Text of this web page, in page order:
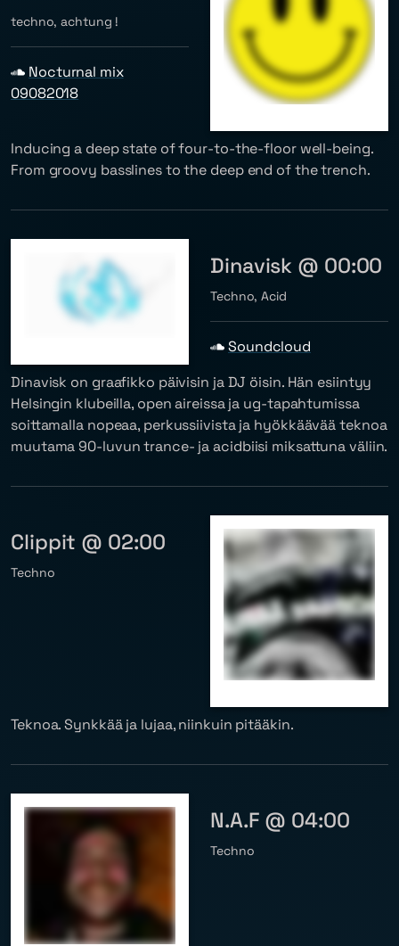
techno, achtung !
Nocturnal mix
09082018
Inducing a deep state of four-to-the-floor well-being.
From groovy basslines to the deep end of the trench.
Dinavisk @ 00:00
Techno, Acid
Soundcloud
Dinavisk on graafikko päivisin ja DJ öisin. Hän esiintyy
Helsingin klubeilla, open aireissa ja ug-tapahtumissa
soittamalla nopeaa, perkussiivista ja hyökkäävää teknoa
muutama 90-luvun trance- ja acidbiisi miksattuna väliin.
Clippit @ 02:00
Techno
Teknoa. Synkkää ja lujaa, niinkuin pitääkin.
N.A.F @ 04:00
Techno